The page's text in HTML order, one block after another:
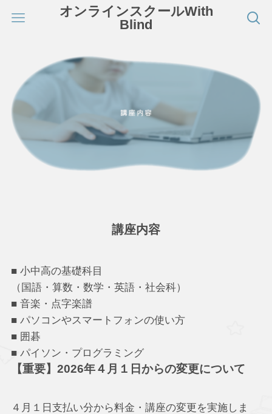
オンラインスクールWith
Blind
講座内容
■ 小中高の基礎科目
（国語・算数・数学・英語・社会科）
■ 音楽・点字楽譜
■ パソコンやスマートフォンの使い方
■ 囲碁
■ パイソン・プログラミング
【重要】2026年４月１日からの変更について
４月１日支払い分から料金・講座の変更を実施しま